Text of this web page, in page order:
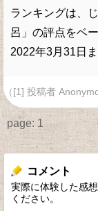
ランキングは、
呂」の評点をベ
2022年3月31日
（[1] 投稿者
page:1
コメント
実際に体験した感
ください。